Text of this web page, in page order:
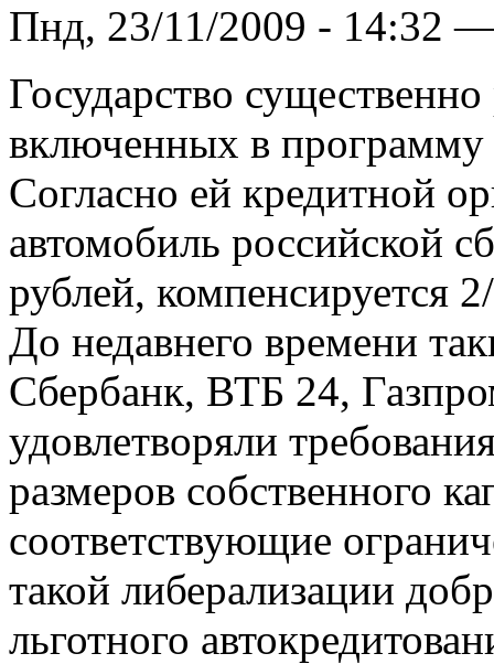
Пнд, 23/11/2009 - 14:32
Государство
включенных в программу
Согласно ей кредитной
автомобиль российской
рублей, компенсируется
До недавнего времени
Сбербанк, ВТБ 24,
удовлетворяли
размеров собственного
соответствующие
такой либерализации
льготного